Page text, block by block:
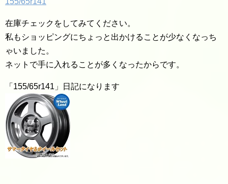
在庫チェックをしてみてください。
私もショッピングにちょっと出かけることが少なくなっち
ゃいました。
ネットで手に入れることが多くなったからです。
「155/65r141」日記になります